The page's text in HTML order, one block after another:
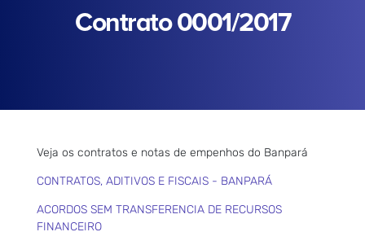
Contrato 0001/2017
Veja os contratos e notas de empenhos do Banpará
CONTRATOS, ADITIVOS E FISCAIS - BANPARÁ
ACORDOS SEM TRANSFERENCIA DE RECURSOS
FINANCEIRO